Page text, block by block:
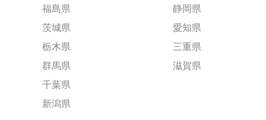
福島県
茨城県
栃木県
群馬県
千葉県
新潟県
静岡県
愛知県
三重県
滋賀県